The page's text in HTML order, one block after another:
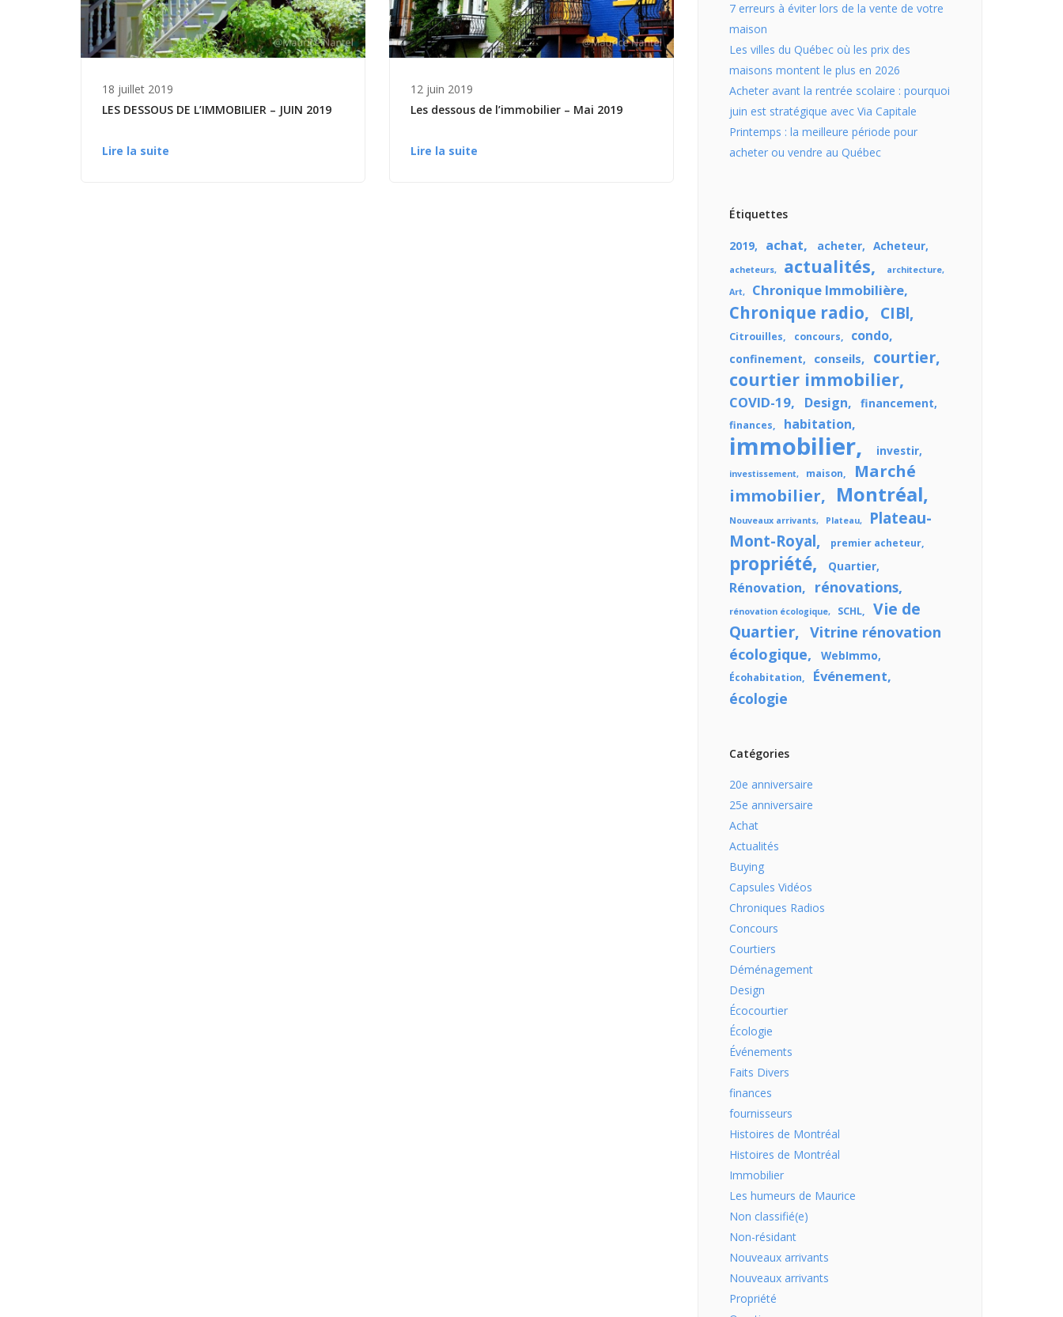
18 juillet 2019
LES DESSOUS DE L’IMMOBILIER – JUIN 2019
Lire la suite
12 juin 2019
Les dessous de l’immobilier – Mai 2019
Lire la suite
7 erreurs à éviter lors de la vente de votre
maison
Les villes du Québec où les prix des
maisons montent le plus en 2026
Acheter avant la rentrée scolaire : pourquoi
juin est stratégique avec Via Capitale
Printemps : la meilleure période pour
acheter ou vendre au Québec
Étiquettes
2019 achat acheter Acheteur
acheteurs actualités
architecture
Art
Chronique Immobilière
Chronique radio CIBl
Citrouilles concours condo
confinement conseils courtier
courtier immobilier
COVID-19 Design financement
finances habitation
immobilier investir
investissement maison
Marché
immobilier
Montréal
Nouveaux arrivants Plateau
Plateau-
Mont-Royal
premier acheteur
propriété Quartier
Rénovation rénovations
rénovation écologique SCHL
Vie de
Quartier
Vitrine rénovation
écologique
WebImmo
Écohabitation Événement
écologie
Catégories
20e anniversaire
25e anniversaire
Achat
Actualités
Buying
Capsules Vidéos
Chroniques Radios
Concours
Courtiers
Déménagement
Design
Écocourtier
Écologie
Événements
Faits Divers
finances
fournisseurs
Histoires de Montréal
Histoires de Montréal
Immobilier
Les humeurs de Maurice
Non classifié(e)
Non-résidant
Nouveaux arrivants
Nouveaux arrivants
Propriété